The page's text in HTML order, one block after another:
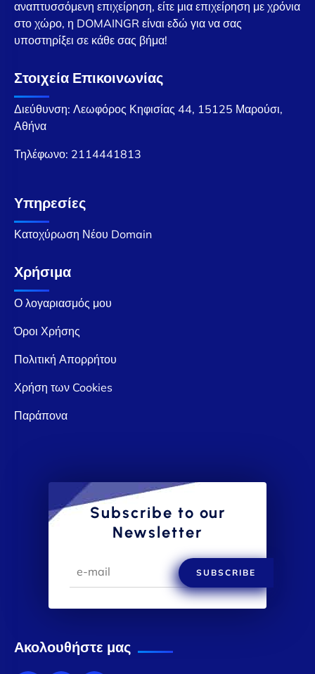
αναπτυσσόμενη επιχείρηση, είτε μια επιχείρηση με χρόνια
στο χώρο, η DOMAINGR είναι εδώ για να σας
υποστηρίξει σε κάθε σας βήμα!
Στοιχεία Επικοινωνίας
Διεύθυνση: Λεωφόρος Κηφισίας 44, 15125 Μαρούσι,
Αθήνα
Τηλέφωνο: 2114441813
Υπηρεσίες
Κατοχύρωση Νέου Domain
Χρήσιμα
Ο λογαριασμός μου
Όροι Χρήσης
Πολιτική Απορρήτου
Χρήση των Cookies
Παράπονα
Subscribe to our
Newsletter
SUBSCRIBE
Ακολουθήστε μας